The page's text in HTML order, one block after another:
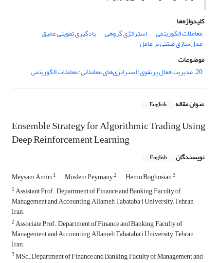
کلیدواژه‌ها
معاملات الگوریتمی
استراتژی گروهی یادگیری تقویتی عمیق
مدل‌سازی مبتنی بر عامل
موضوعات
20. مدیریت فعال پرتفوی؛ استراتژی‌های معاملاتی؛ معاملات الگوریتمی
عنوان مقاله English
Ensemble Strategy for Algorithmic Trading Using
Deep Reinforcement Learning
نویسندگان English
Meysam Amiri1 Moslem Peymany2 Hemo Boghosian3
1Assistant Prof., Department of Finance and Banking, Faculty of
Management and Accounting, Allameh Tabataba'i University, Tehran,
Iran.
2Associate Prof., Department of Finance and Banking, Faculty of
Management and Accounting, Allameh Tabataba'i University, Tehran,
Iran.
3MSc., Department of Finance and Banking, Faculty of Management and